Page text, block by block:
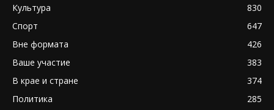
Культура
830
Спорт
647
Вне формата
426
Ваше участие
383
В крае и стране
374
Политика
285